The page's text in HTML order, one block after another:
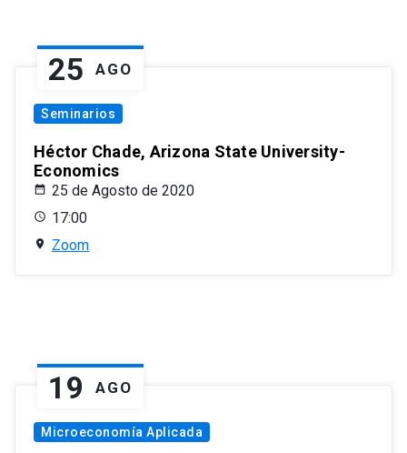
25 AGO
Seminarios
Héctor Chade, Arizona State University-
Economics
25 de Agosto de 2020
17:00
Zoom
19 AGO
Microeconomía Aplicada